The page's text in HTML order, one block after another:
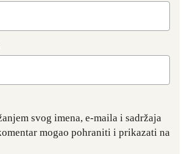
svog imena, e-maila i sadržaja
mogao pohraniti i prikazati na